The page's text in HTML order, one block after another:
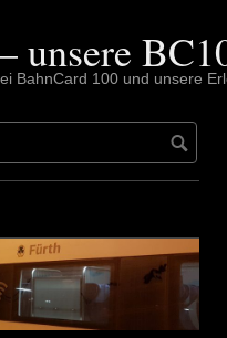
unsere
BahnCard 100 und unsere